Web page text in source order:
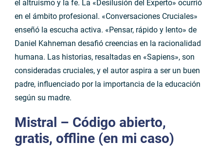
el altruismo y la fe. La «Desilusión del Experto» ocurrió
en el ámbito profesional. «Conversaciones Cruciales»
enseñó la escucha activa. «Pensar, rápido y lento» de
Daniel Kahneman desafió creencias en la racionalidad
humana. Las historias, resaltadas en «Sapiens», son
consideradas cruciales, y el autor aspira a ser un buen
padre, influenciado por la importancia de la educación
según su madre.
Mistral – Código abierto,
gratis, offline (en mi caso)